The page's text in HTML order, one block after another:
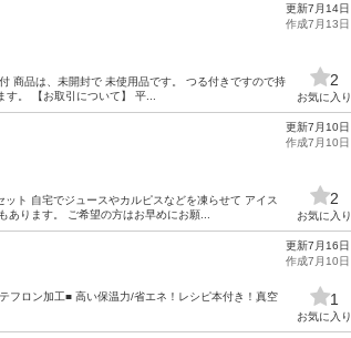
商品は、未開封で 未使用品です。 つる付きですので持
。 【お取引について】 平...
更新7月14日
作成7月13日
2
お気に入り
ト 自宅でジュースやカルピスなどを凍らせて アイス
ります。 ご希望の方はお早めにお願...
更新7月10日
作成7月10日
2
お気に入り
フロン加工■ 高い保温力/省エネ！レシピ本付き！真空
更新7月16日
作成7月10日
1
お気に入り